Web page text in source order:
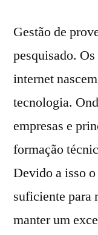
Gestão de
pesquisado.
internet
tecnologia.
empresas e
formação
Devido a isso
suficiente para
manter um